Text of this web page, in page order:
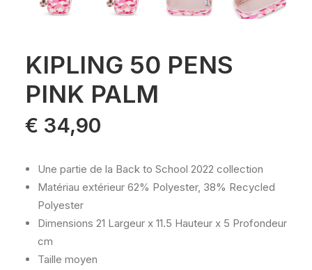
KIPLING 50 PENS
PINK PALM
€ 34,90
Une partie de la Back to School 2022 collection
Matériau extérieur 62% Polyester, 38% Recycled
Polyester
Dimensions 21 Largeur x 11.5 Hauteur x 5 Profondeur
cm
Taille moyen